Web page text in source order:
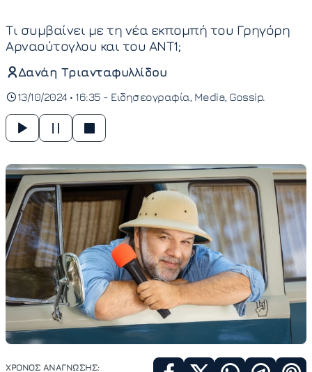
Τι συμβαίνει με τη νέα εκπομπή του Γρηγόρη
Αρναούτογλου και του ΑΝΤ1;
Δανάη Τριανταφυλλίδου
13/10/2024 • 16:35 - Ειδησεογραφία Media Gossip
ΧΡΟΝΟΣ ΑΝΑΓΝΩΣΗΣ: